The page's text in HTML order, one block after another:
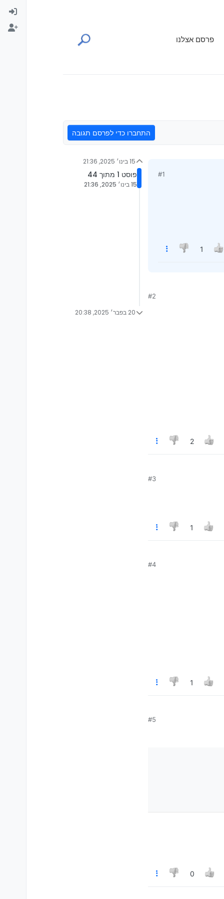
פרסם אצלנו
התחברו כדי לפרסם תגובה
#1
1
#2
2
#3
1
#4
1
#5
0
15 בינו׳ 2025, 21:36
פוסט 1 מתוך 44
15 בינו׳ 2025, 21:36
20 בפבר׳ 2025, 20:38